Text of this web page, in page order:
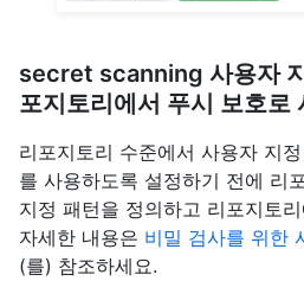
secret scanning 사용자
포지토리에서 푸시 보호로
리포지토리 수준에서 사용자 지
를 사용하도록 설정하기 전에 리
지정 패턴을 정의하고 리포지토
자세한 내용은 비밀 검사를 위한
(를) 참조하세요.